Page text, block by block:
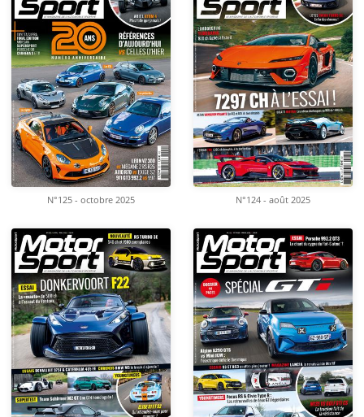
N°125 - octobre 2025 N°124 - août 2025